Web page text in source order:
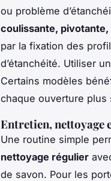
ou problème
coulissante,
par la fixation des
d’étanchéité. Utiliser
Certains modèles
chaque ouverture
Entretien,
Une routine simple
nettoyage régulier
de savon. Pour les